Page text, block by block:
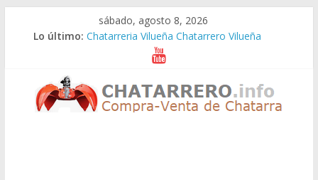
sábado, agosto 8, 2026
Lo último: Chatarreria Vilueña Chatarrero Vilueña
Chatarreria Zuera Chatarrero Zuera
Chatarreria Zaragoza Chatarrero Zaragoza
Chatarreria Zaida Chatarrero Zaida
Chatarreria Vistabella Chatarrero Vistabella